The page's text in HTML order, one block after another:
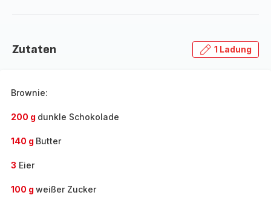
-
das
Zutaten 1 Ladung
Brownie:
200 g dunkle Schokolade
140 g Butter
3 Eier
100 g weißer Zucker